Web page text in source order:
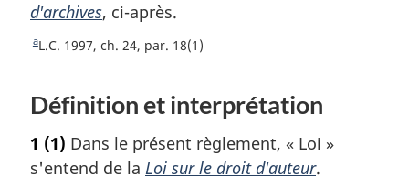
b
a
e
p
a
b
e
p
a
e
p
a
e
p
a
d'archives, ci-après.
R
o
r
à
aL.C. 1997, ch. 24, par. 18(1)
Définition et interprétation
1 (1) Dans le présent règlement, « Loi »
s'entend de la Loi sur le droit d'auteur.